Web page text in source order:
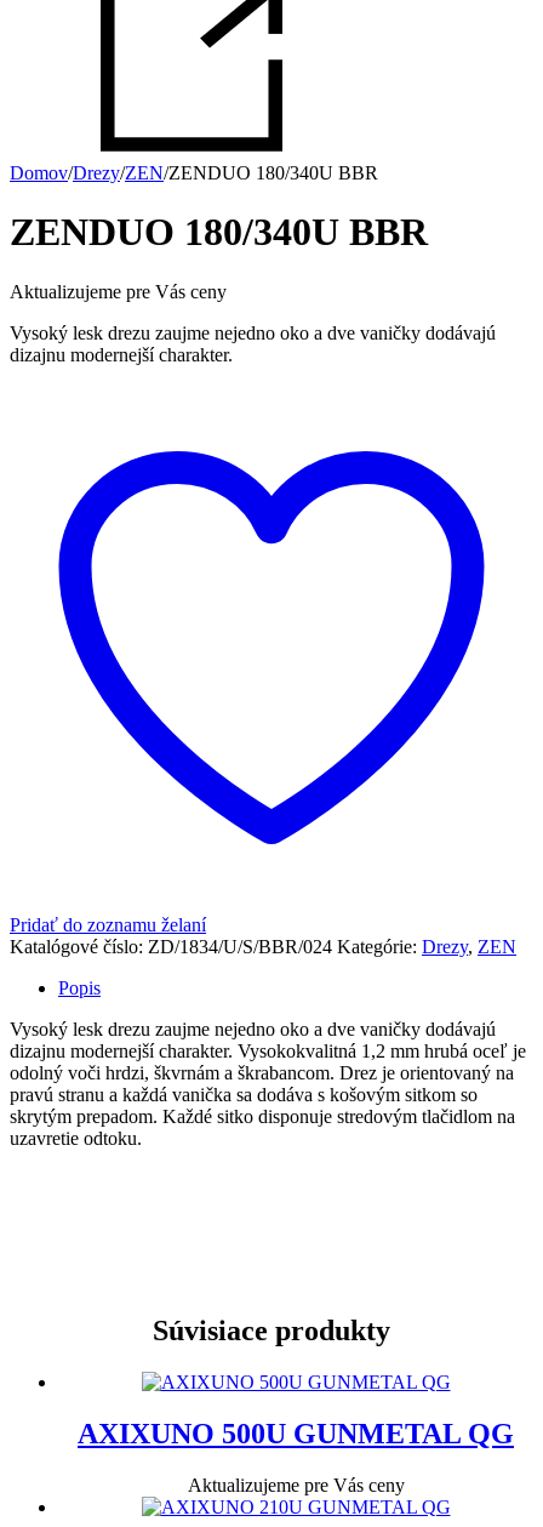
Domov/Drezy/ZEN/ZENDUO 180/340U BBR
ZENDUO 180/340U BBR
Aktualizujeme pre Vás ceny
Vysoký lesk drezu zaujme nejedno oko a dve vaničky dodávajú
dizajnu modernejší charakter.
Pridať do zoznamu želaní
Katalógové číslo: ZD/1834/U/S/BBR/024 Kategórie: Drezy, ZEN
Popis
Vysoký lesk drezu zaujme nejedno oko a dve vaničky dodávajú
dizajnu modernejší charakter. Vysokokvalitná 1,2 mm hrubá oceľ je
odolný voči hrdzi, škvrnám a škrabancom. Drez je orientovaný na
pravú stranu a každá vanička sa dodáva s košovým sitkom so
skrytým prepadom. Každé sitko disponuje stredovým tlačidlom na
uzavretie odtoku.
Súvisiace produkty
AXIXUNO 500U GUNMETAL QG
Aktualizujeme pre Vás ceny